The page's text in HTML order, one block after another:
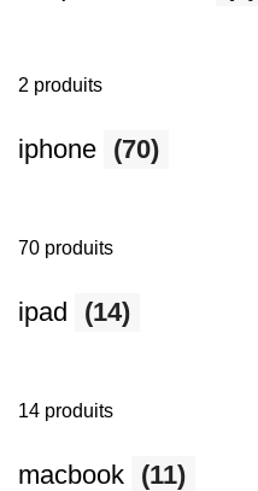
2 produits
iphone (70)
70 produits
ipad (14)
14 produits
macbook (11)